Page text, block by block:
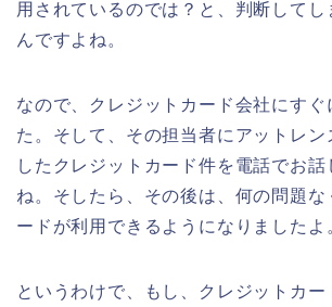
用されているのでは？と、判断してし
んですよね。
なので、クレジットカード会社にすぐ
た。そして、その担当者にアットレン
したクレジットカード件を電話でお話
ね。そしたら、その後は、何の問題な
ードが利用できるようになりましたよ
というわけで、もし、クレジットカー